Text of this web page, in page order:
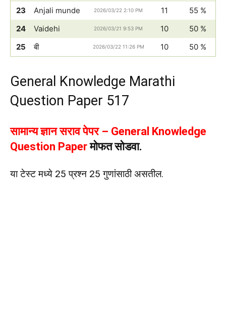
23 Anjali munde 2026/03/22 2:10 PM 11
55 %
24
Vaidehi 2026/03/21 9:53 PM 10
50 %
25
बी 2026/03/22 11:26 PM 10 50 %
General Knowledge Marathi
Question Paper 517
सामान्य ज्ञान सराव पेपर – General Knowledge
Question Paperमोफत सोडवा.
या टेस्ट मध्ये 25 प्रश्न 25 गुणांसाठी असतील.